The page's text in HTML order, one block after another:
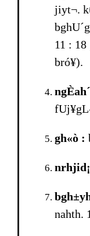
jiyt¬.
11 :
bró¥).
gh«ò :
nahth.